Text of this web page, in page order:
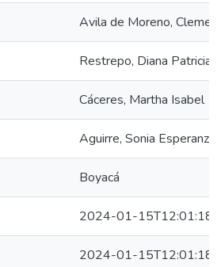
Avila de Moreno,
Restrepo, Diana Patricia
Cáceres, Martha Isabel
Aguirre, Sonia Esperanza
Boyacá
2024-01-15T12:01:18Z
2024-01-15T12:01:18Z